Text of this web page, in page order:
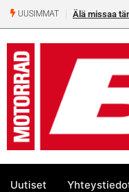
UUSIMMAT Älä missaa
Uutiset